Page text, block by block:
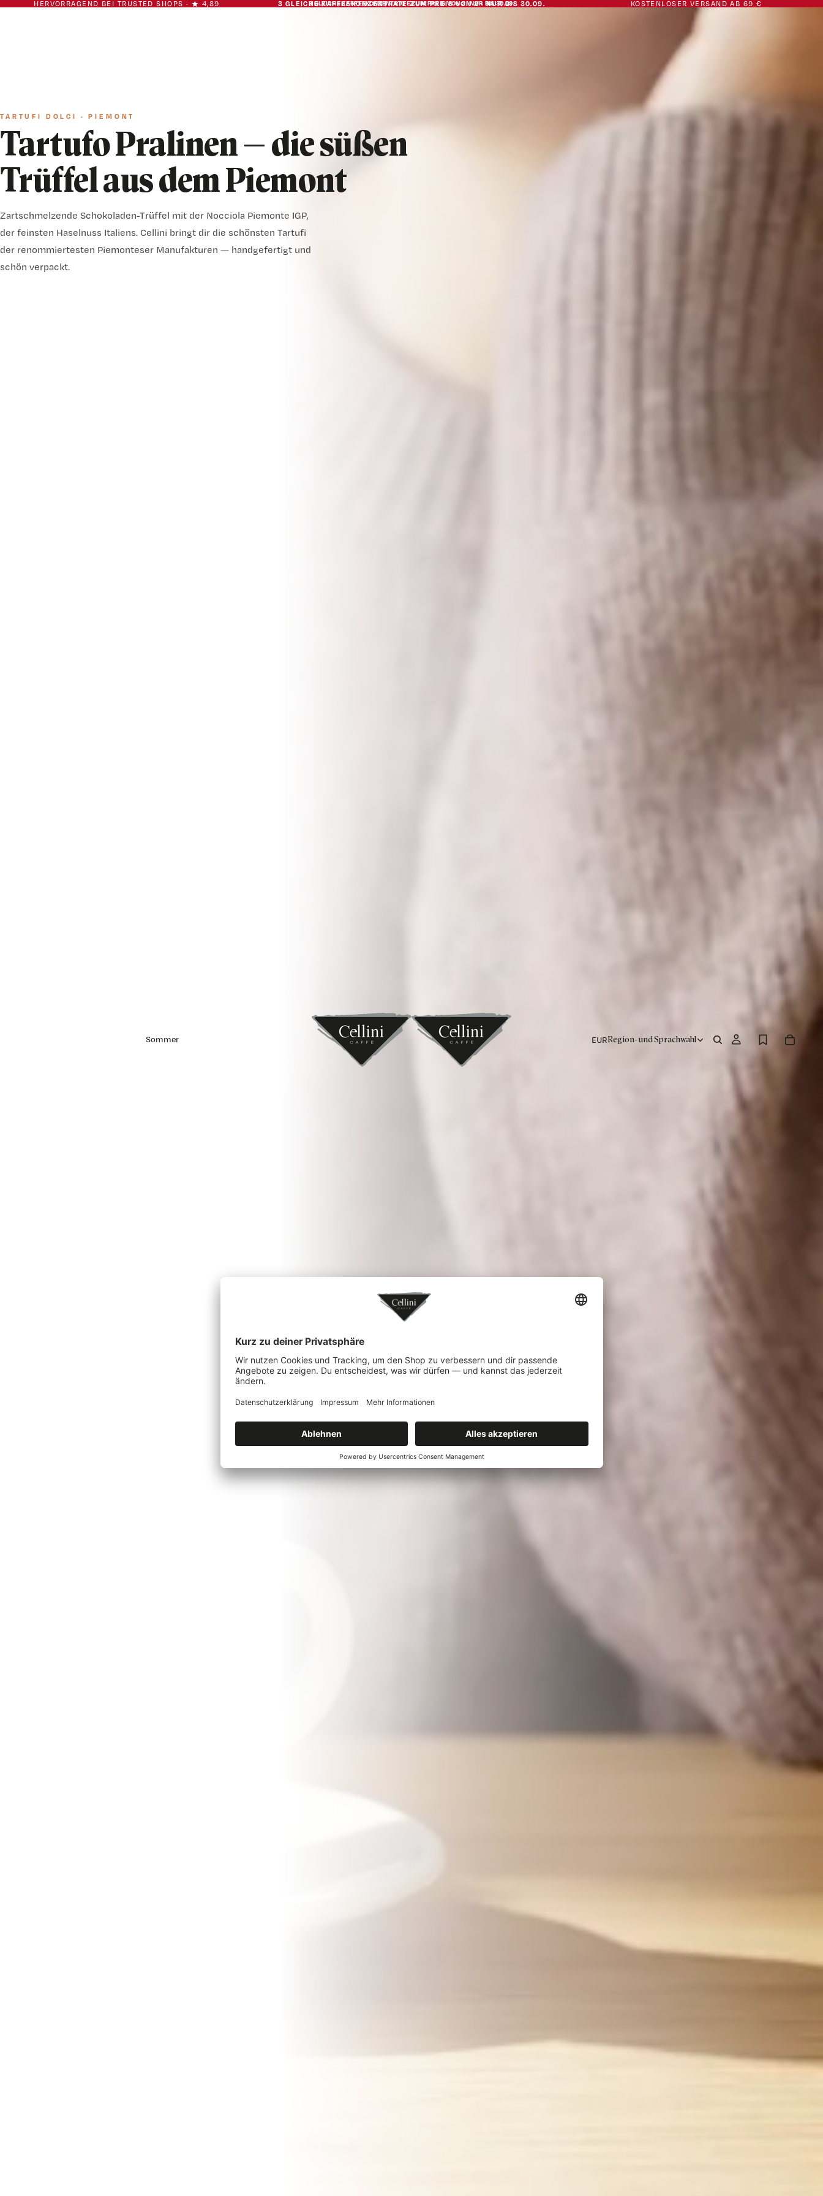
3 GLEICHE KAFFEEKONZENTRATE ZUMPREIS VON 2 · NUR BIS 30.09.
3 GLEICHE KAFFEEKONZENTRATE ZUM PREIS VON 2 · NUR BIS 30.09.
HERVORRAGEND BEI TRUSTED SHOPS · ★ 4,89 KOSTENLOSER VERSAND AB 69 €
Sommer EURRegion- und Sprachwahl
TARTUFI DOLCI · PIEMONT
Tartufo Pralinen — die süßen
Trüffel aus dem Piemont
Zartschmelzende Schokoladen-Trüffel mit der Nocciola Piemonte IGP,
der feinsten Haselnuss Italiens. Cellini bringt dir die schönsten Tartufi
der renommiertesten Piemonteser Manufakturen — handgefertigt und
schön verpackt.